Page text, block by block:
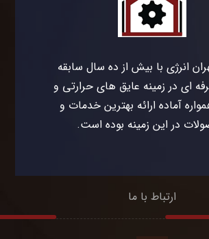
انرژی با بیش از ده سال سابقه
ای در زمینه عایق های حرارتی و
آماده ارائه بهترین خدمات و
در این زمینه بوده است.
ارتباط با ما